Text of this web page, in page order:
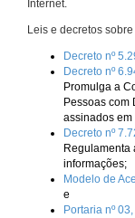
Internet.
Leis e decretos
Decreto nº
Decreto nº
Promulga a
Pessoas com
assinados em
Decreto nº
Regulamenta
informações;
Modelo de
e
Portaria nº